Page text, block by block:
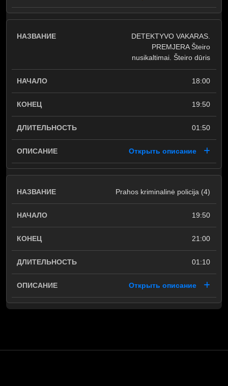
DETEKTYVO VAKARAS.
PREMJERA Šteiro
nusikaltimai. Šteiro dūris
18:00
19:50
01:50
Открыть описание
Prahos kriminalinė policija (4)
19:50
21:00
01:10
Открыть описание